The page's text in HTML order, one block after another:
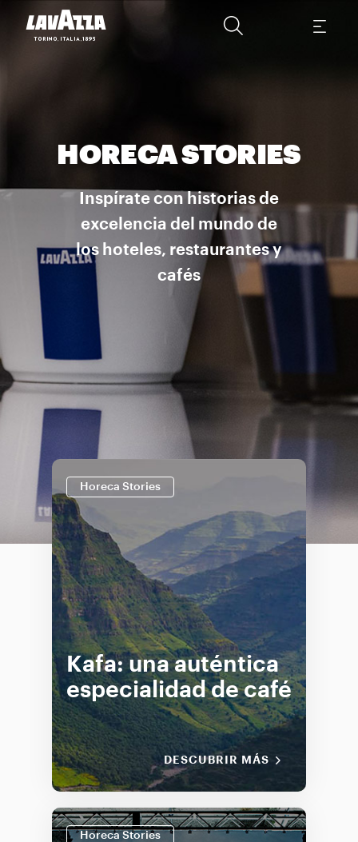
HORECA STORIES
Inspírate con historias de
excelencia del mundo de
los hoteles, restaurantes y
cafés
Horeca Stories
Kafa: una auténtica
especialidad de café
DESCUBRIR MÁS
Horeca Stories